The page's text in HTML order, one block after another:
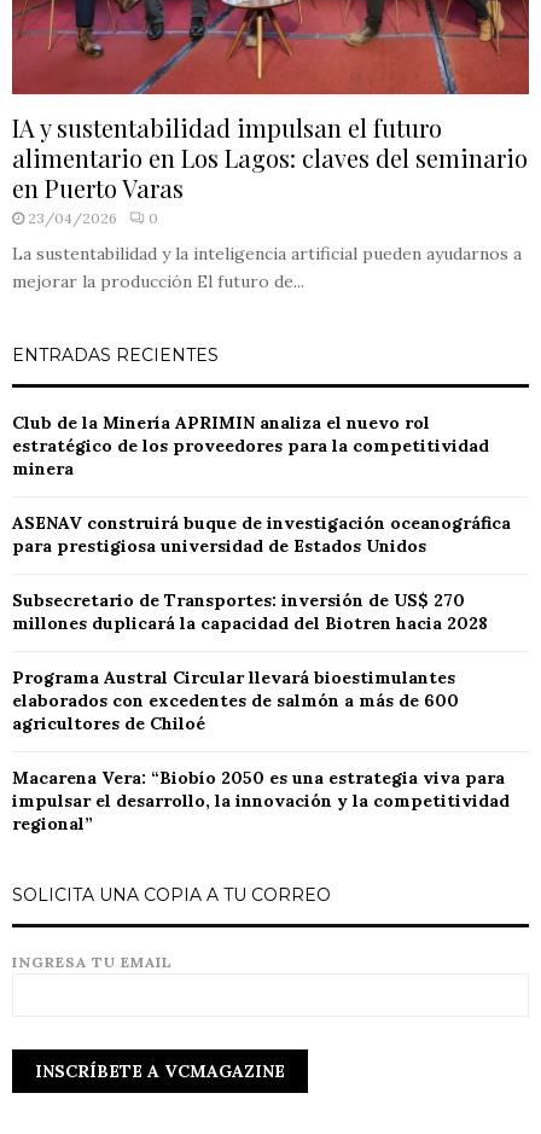
IA y sustentabilidad impulsan el futuro
alimentario en Los Lagos: claves del seminario
en Puerto Varas
23/04/2026 0
La sustentabilidad y la inteligencia artificial pueden ayudarnos a
mejorar la producción El futuro de...
ENTRADAS RECIENTES
Club de la Minería APRIMIN analiza el nuevo rol
estratégico de los proveedores para la competitividad
minera
ASENAV construirá buque de investigación oceanográfica
para prestigiosa universidad de Estados Unidos
Subsecretario de Transportes: inversión de US$ 270
millones duplicará la capacidad del Biotren hacia 2028
Programa Austral Circular llevará bioestimulantes
elaborados con excedentes de salmón a más de 600
agricultores de Chiloé
Macarena Vera: “Biobío 2050 es una estrategia viva para
impulsar el desarrollo, la innovación y la competitividad
regional”
SOLICITA UNA COPIA A TU CORREO
INGRESA TU EMAIL